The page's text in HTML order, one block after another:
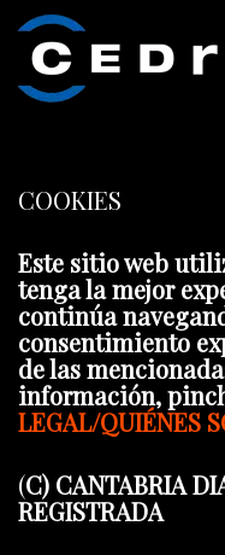
COOKIES
Este sitio web
tenga la mejor
continúa
consentimiento
de las
información,
LEGAL/QUIÉNES
(C) CANTABRIA
REGISTRADA